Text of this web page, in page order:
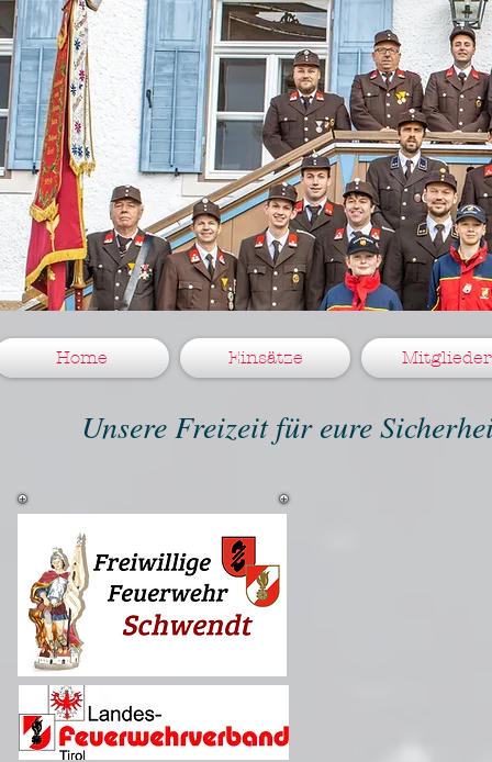
Home Einsätze Mitglieder
Unsere Freizeit für eure